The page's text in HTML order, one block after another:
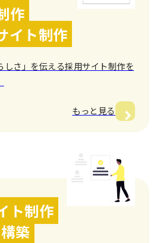
作
イト制作
しさ」を伝える採用サイト制作を
もっと見る
ト制作
築